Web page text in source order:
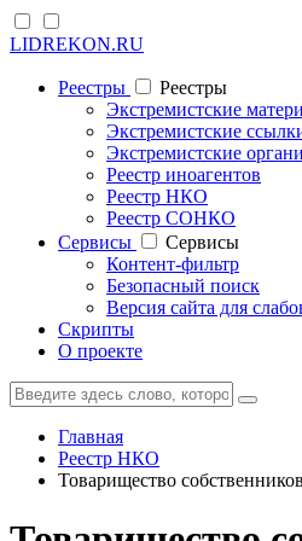
LIDREKON.RU
Реестры
Реестры
Экстремистские
Экстремистские
Экстремистские
Реестр иноагентов
Реестр НКО
Реестр СОНКО
Cервисы
Cервисы
Контент-фильтр
Безопасный поиск
Версия сайта для
Скрипты
О проекте
Главная
Реестр НКО
Товарищество